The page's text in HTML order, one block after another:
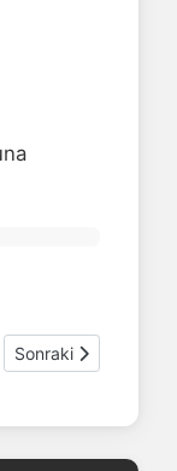
Sonraki makale:
Sonraki